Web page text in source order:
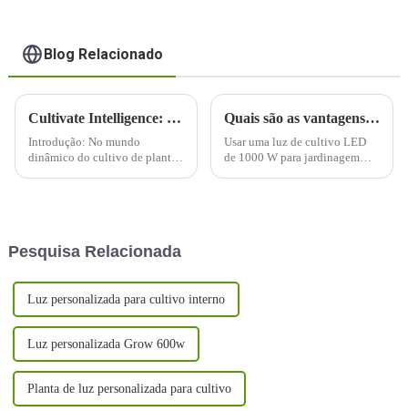
Blog Relacionado
Cultivate Intelligence: Iluminando o futuro com luzes LED para cultivo
Introdução: No mundo
dinâmico do cultivo de plantas,
jornada para cultivar de forma
Quais são as vantagens da jardinagem interna ao usar uma luz de cultivo LED de 1000 W?
Usar uma luz de cultivo LED
de 1000 W para jardinagem
Pesquisa Relacionada
Luz personalizada para cultivo interno
Luz personalizada Grow 600w
Planta de luz personalizada para cultivo